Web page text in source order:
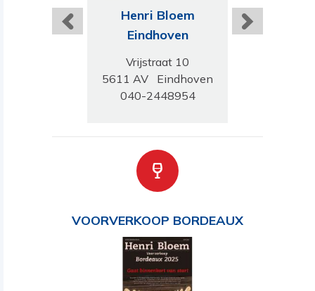
Henri Bloem
Eindhoven
Vrijstraat 10
5611 AV Eindhoven
040-2448954
VOORVERKOOP BORDEAUX